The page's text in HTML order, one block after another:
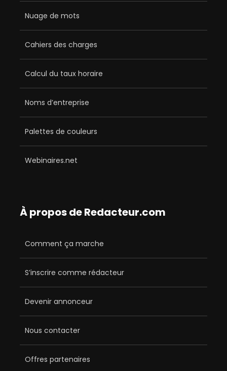
Nuage de mots
Cahiers des charges
Calcul du taux horaire
Noms d’entreprise
Palettes de couleurs
Webinaires.net
À propos de Redacteur.com
Comment ça marche
S’inscrire comme rédacteur
Devenir annonceur
Nous contacter
Offres partenaires